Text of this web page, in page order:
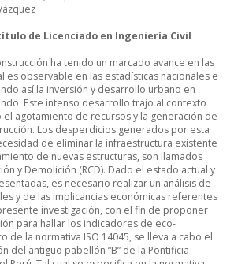
de Licenciado en Ingeniería Civil
ha tenido un marcado avance en las
es observable en las estadísticas nacionales e
así la inversión y desarrollo urbano en
Este intenso desarrollo trajo al contexto
el agotamiento de recursos y la generación de
Los desperdicios generados por esta
de eliminar la infraestructura existente
de nuevas estructuras, son llamados
y Demolición (RCD). Dado el estado actual y
es necesario realizar un análisis de
y de las implicancias económicas referentes
investigación, con el fin de proponer
para hallar los indicadores de eco-
de la normativa ISO 14045, se lleva a cabo el
del antiguo pabellón “B” de la Pontificia